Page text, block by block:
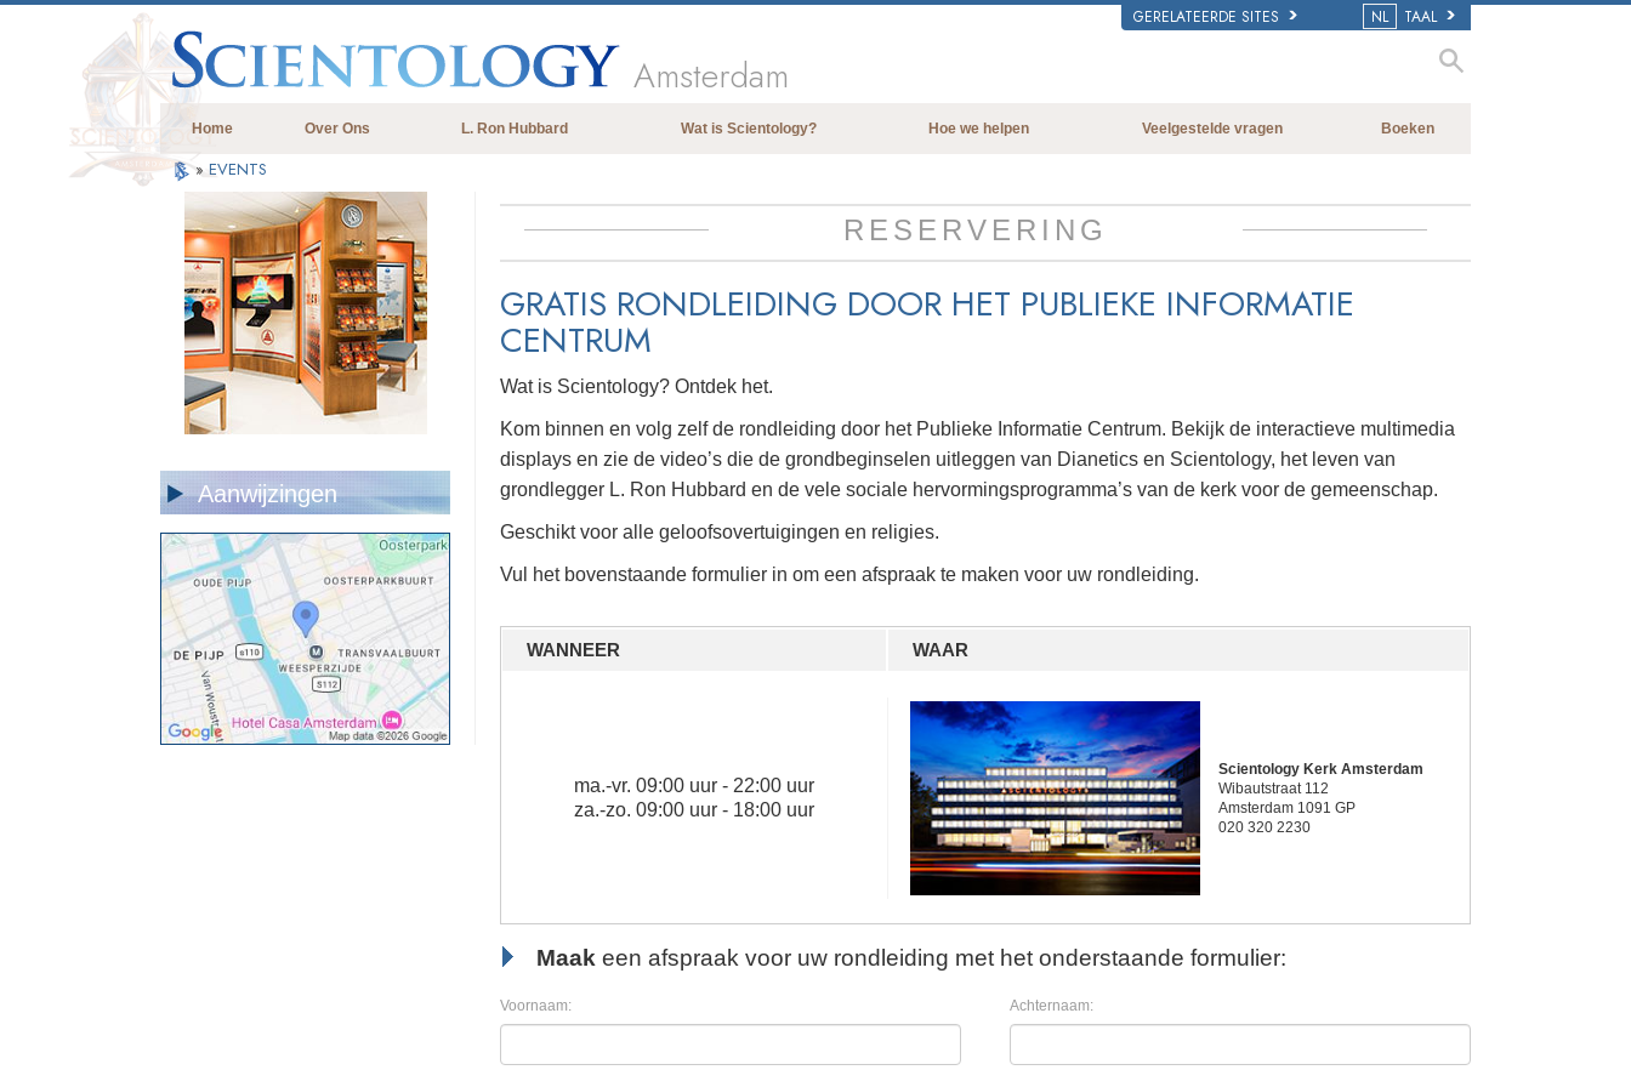
GERELATEERDE SITES NL TAAL
Amsterdam
Home Over Ons L. Ron Hubbard Wat is Scientology?
De Credo’s en Codes van Scientology
Wat scientologen zeggen over
Maak kennis met een scientoloog
Liefde en Haat –
Hoe we helpen Veelgestelde vragen
Binnen in een Kerk
De organisatie van Scientology
Boeken
Introductielezingen
Films
» EVENTS
RESERVERING
GRATIS RONDLEIDING DOOR HET PUBLIEKE INFORMATIE
CENTRUM
Wat is Scientology? Ontdek het.
Kom binnen en volg zelf de rondleiding door het Publieke Informatie Centrum. Bekijk de interactieve multimedia
displays en zie de video’s die de grondbeginselen uitleggen van Dianetics en Scientology, het leven van
grondlegger L. Ron Hubbard en de vele sociale hervormingsprogramma’s van de kerk voor de gemeenschap.
Geschikt voor alle geloofsovertuigingen en religies.
Vul het bovenstaande formulier in om een afspraak te maken voor uw rondleiding.
WANNEER WAAR
ma.-vr. 09:00 uur - 22:00 uur
za.-zo. 09:00 uur - 18:00 uur
Scientology Kerk Amsterdam
Wibautstraat 112
Amsterdam 1091 GP
020 320 2230
Maak een afspraak voor uw rondleiding met het onderstaande formulier:
Voornaam: Achternaam:
Aanwijzingen